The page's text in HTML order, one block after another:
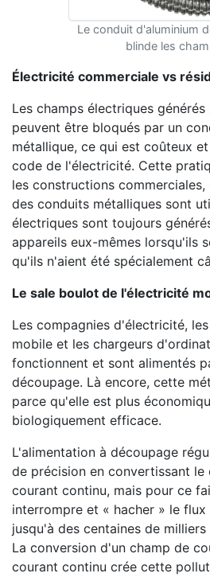
Le conduit d'aluminium
blinde les
Électricité commerciale vs
Les champs électriques
peuvent être bloqués par un
métallique, ce qui est coûteux
code de l'électricité. Cette
les constructions commerciales,
des conduits métalliques sont
électriques sont toujours
appareils eux-mêmes lorsqu'ils
qu'ils n'aient été spécialement
Le sale boulot de l'électricité
Les compagnies d'électricité,
mobile et les chargeurs
fonctionnent et sont alimentés
découpage. Là encore, cette
parce qu'elle est plus
biologiquement efficace.
L'alimentation à découpage
de précision en convertissant
courant continu, mais pour ce
interrompre et « hacher » le
jusqu'à des centaines de
La conversion d'un champ de
courant continu crée cette